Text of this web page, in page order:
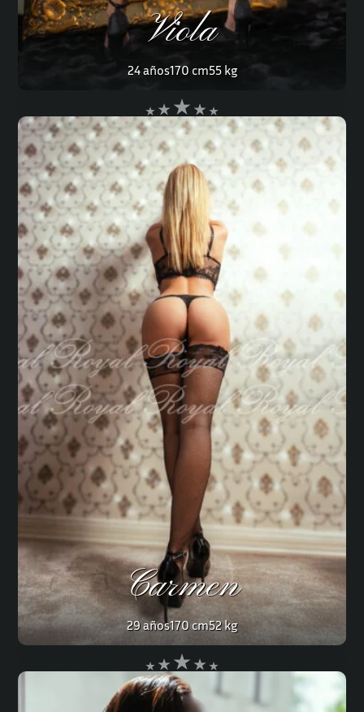
Viola
24 años170 cm55 kg
Carmen
29 años170 cm52 kg